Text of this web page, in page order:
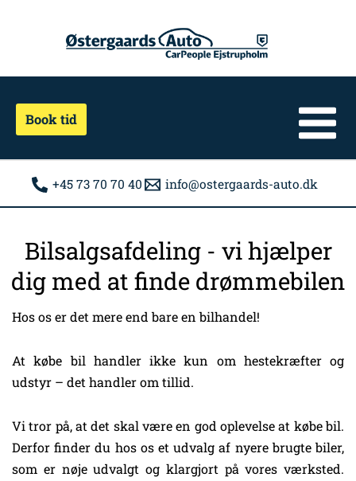
Book tid
+45 73 70 70 40 info@ostergaards-auto.dk
Bilsalgsafdeling - vi hjælper
dig med at finde drømmebilen
Hos os er det mere end bare en bilhandel!
At købe bil handler ikke kun om hestekræfter og
udstyr – det handler om tillid.
Vi tror på, at det skal være en god oplevelse at købe bil.
Derfor finder du hos os et udvalg af nyere brugte biler,
som er nøje udvalgt og klargjort på vores værksted.